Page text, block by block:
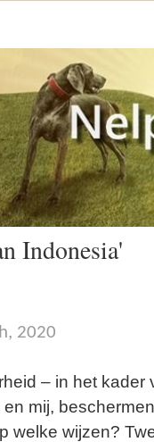
Indonesia'
2020
– in het kader
mij,
welke wijzen?